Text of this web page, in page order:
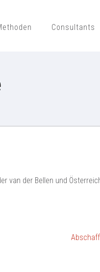
GmbH Consultants
van der Bellen und